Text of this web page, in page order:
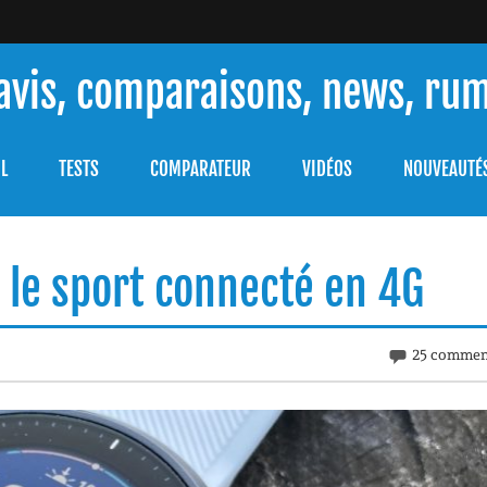
comparaisons, news,
TESTS COMPARATEUR VIDÉOS
sport connecté en 4G
25